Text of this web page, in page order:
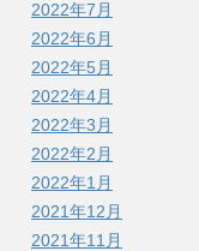
2022年7月
2022年6月
2022年5月
2022年4月
2022年3月
2022年2月
2022年1月
2021年12月
2021年11月